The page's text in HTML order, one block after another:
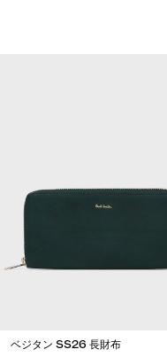
ベジタン SS26 長財布